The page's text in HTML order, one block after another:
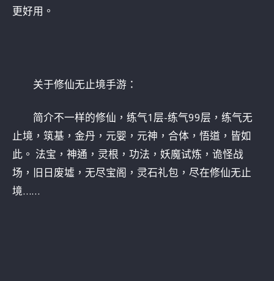
更好用。
关于修仙无止境手游：
简介不一样的修仙，练气1层-练气99层，练气无
止境，筑基，金丹，元婴，元神，合体，悟道，皆如
此。 法宝，神通，灵根，功法，妖魔试炼，诡怪战
场，旧日废墟，无尽宝阁，灵石礼包，尽在修仙无止
境……